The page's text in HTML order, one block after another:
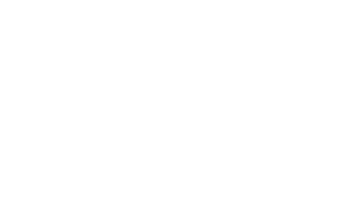
описі якості. Гроші повертаються
та обміну